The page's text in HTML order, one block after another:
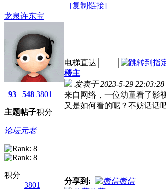
[复制链接]
龙泉许东宝
93
主题
548
帖子
3801
积分
论坛元老
积分
3801
电梯直达
楼主
发表于 2023-5-29 22:03:28
来自网络，一位幼童看了影
又是如何看的呢？不妨话话
分享到:
微信